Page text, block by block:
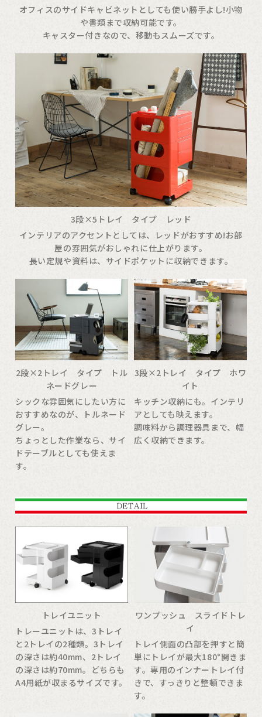
オフィスのサイドキャビネットとしても使い勝手よし!小物
や書類まで収納可能です。
キャスター付きなので、移動もスムーズです。
3段×5トレイ タイプ レッド
インテリアのアクセントとしては、レッドがおすすめ!お部
屋の雰囲気がおしゃれに仕上がります。
長い定規や資料は、サイドポケットに収納できます。
2段×2トレイ タイプ トル
ネードグレー
シックな雰囲気にしたい方に
おすすめなのが、トルネード
グレー。
ちょっとした作業なら、サイ
ドテーブルとしても使えま
す。
3段×2トレイ タイプ ホワ
イト
キッチン収納にも。インテリ
アとしても映えます。
調味料から調理器具まで、幅
広く収納できます。
トレイユニット
トレーユニットは、3トレイ
と2トレイの2種類。3トレイ
の深さは約40mm、2トレイ
の深さは約70mm。どちらも
A4用紙が収まるサイズです。
ワンプッシュ スライドトレ
イ
トレイ側面の凸部を押すと簡
単にトレイが最大180°開きま
す。専用のインナートレイ付
きで、すっきりと整頓できま
す。